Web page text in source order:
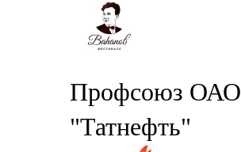
Профсоюз ОАО
"Татнефть"